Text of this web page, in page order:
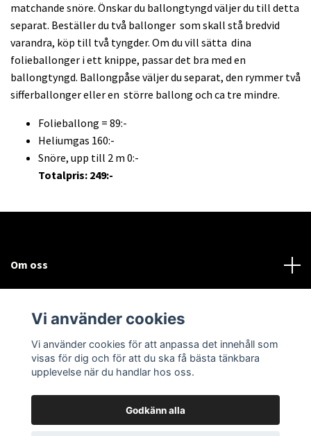
matchande snöre. Önskar du ballongtyngd väljer du till detta
separat. Beställer du två ballonger som skall stå bredvid
varandra, köp till två tyngder. Om du vill sätta dina
folieballonger i ett knippe, passar det bra med en
ballongtyngd. Ballongpåse väljer du separat, den rymmer två
sifferballonger eller en större ballong och ca tre mindre.
Folieballong = 89:-
Heliumgas 160:-
Snöre, upp till 2 m 0:-
Totalpris: 249:-
Om oss
Sociala medier
Vi använder cookies
Vi använder cookies för att anpassa det innehåll som
visas för dig och för att du ska få bästa tänkbara
upplevelse när du handlar hos oss.
Godkänn alla